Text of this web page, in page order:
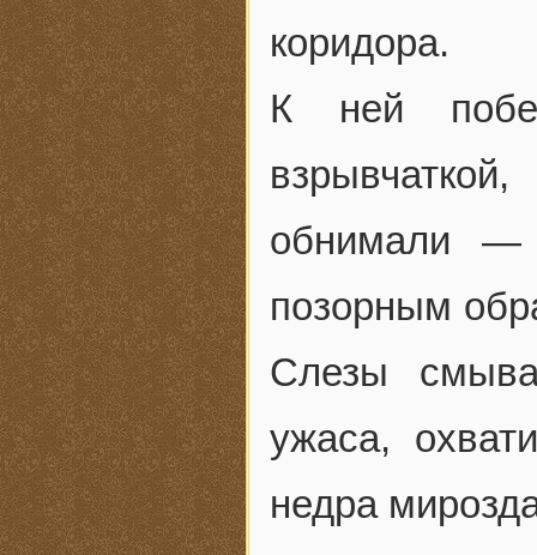
коридора.
К ней
обнимали —
позорным
Слезы
ужаса,
недра